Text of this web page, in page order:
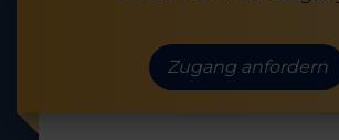
Zugang anfordern